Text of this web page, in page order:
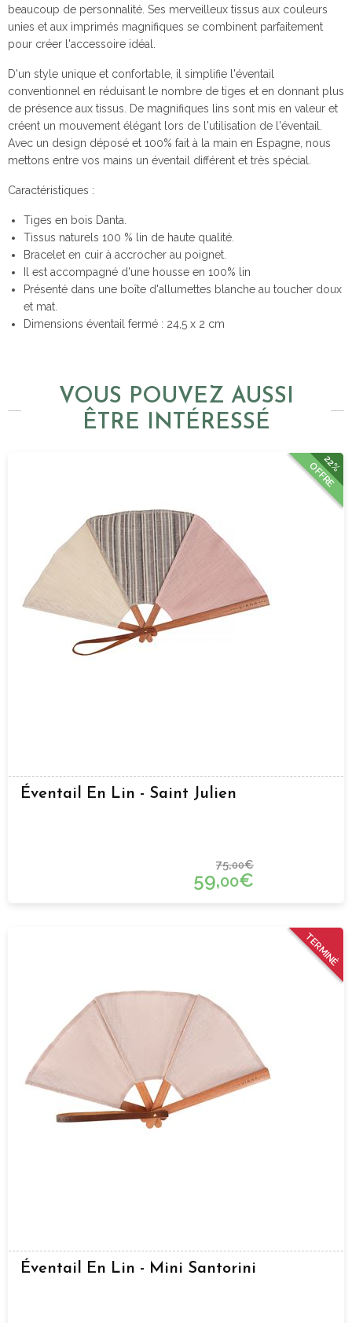
beaucoup de personnalité. Ses merveilleux tissus aux couleurs
unies et aux imprimés magnifiques se combinent parfaitement
pour créer l'accessoire idéal.
D'un style unique et confortable, il simplifie l'éventail
conventionnel en réduisant le nombre de tiges et en donnant plus
de présence aux tissus. De magnifiques lins sont mis en valeur et
créent un mouvement élégant lors de l'utilisation de l'éventail.
Avec un design déposé et 100% fait à la main en Espagne, nous
mettons entre vos mains un éventail différent et très spécial.
Caractéristiques :
Tiges en bois Danta.
Tissus naturels 100 % lin de haute qualité.
Bracelet en cuir à accrocher au poignet.
Il est accompagné d'une housse en 100% lin
Présenté dans une boîte d'allumettes blanche au toucher doux
et mat.
Dimensions éventail fermé : 24,5 x 2 cm
VOUS POUVEZ AUSSI
ÊTRE INTÉRESSÉ
22%
OFFRE
Éventail En Lin - Saint Julien
75,00€
59,00€
TERMINÉ
Éventail En Lin - Mini Santorini